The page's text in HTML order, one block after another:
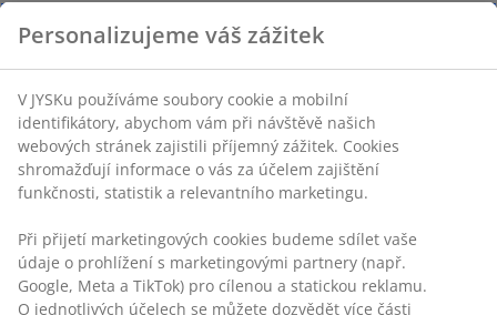
Specifikace
Hodnocení
( 0)
Personalizujeme váš zážitek
V JYSKu používáme soubory cookie a mobilní identifikátory,
zajistili příjemný zážitek. Cookies shromažďují informace o
vás za účelem zajištění funkčnosti, statistik a relevantního
marketingu.